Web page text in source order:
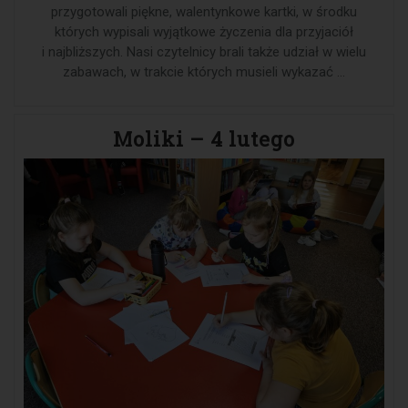
przygotowali piękne, walentynkowe kartki, w środku
których wypisali wyjątkowe życzenia dla przyjaciół
i najbliższych. Nasi czytelnicy brali także udział w wielu
zabawach, w trakcie których musieli wykazać …
Moliki – 4 lutego